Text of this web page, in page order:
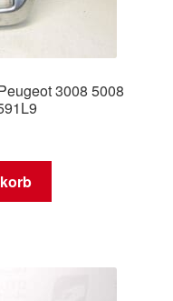
3008 5008